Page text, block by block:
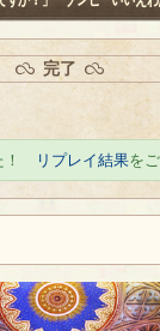
完了
！ リプレイ結果を